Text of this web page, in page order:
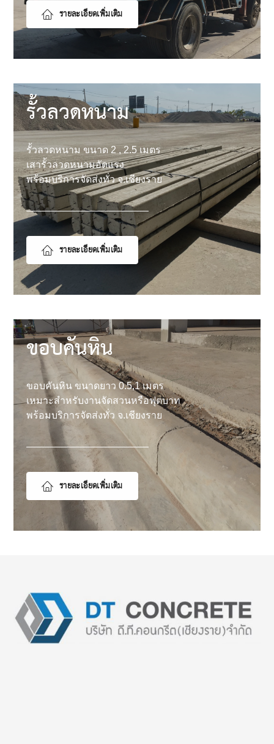
รายละเอียดเพิ่มเติม
รั้วลวดหนาม
รั้วลวดหนาม ขนาด 2 , 2.5 เมตร
เสารั้วลวดหนามอัดแรง
พร้อมบริการจัดส่งทั่ว จ.เชียงราย
รายละเอียดเพิ่มเติม
ขอบคันหิน
ขอบคันหิน ขนาดยาว 0.5,1 เมตร
เหมาะสำหรับงานจัดสวนหรือฟุตบาท
พร้อมบริการจัดส่งทั่ว จ.เชียงราย
รายละเอียดเพิ่มเติม